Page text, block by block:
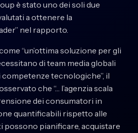
è stato uno dei soli due
a ottenere la
nel rapporto.
“un’ottima soluzione per gli
di team media globali
tecnologiche”, il
che “… l’agenzia scala
dei consumatori in
quantificabili rispetto alle
possono pianificare, acquistare